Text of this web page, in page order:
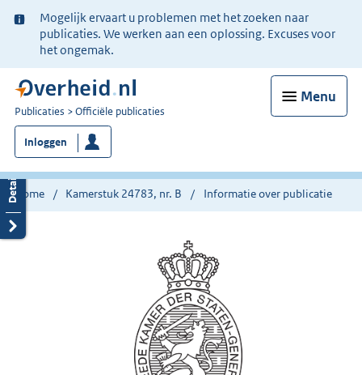
Ter
informatie:
Mogelijk ervaart u problemen met het zoeken naar
publicaties. We werken aan een oplossing. Excuses voor
het ongemak.
Menu
U
bent
nu
hier:
Publicaties Officiële publicaties
Inloggen
Home Kamerstuk 24783, nr. B Informatie over publicatie